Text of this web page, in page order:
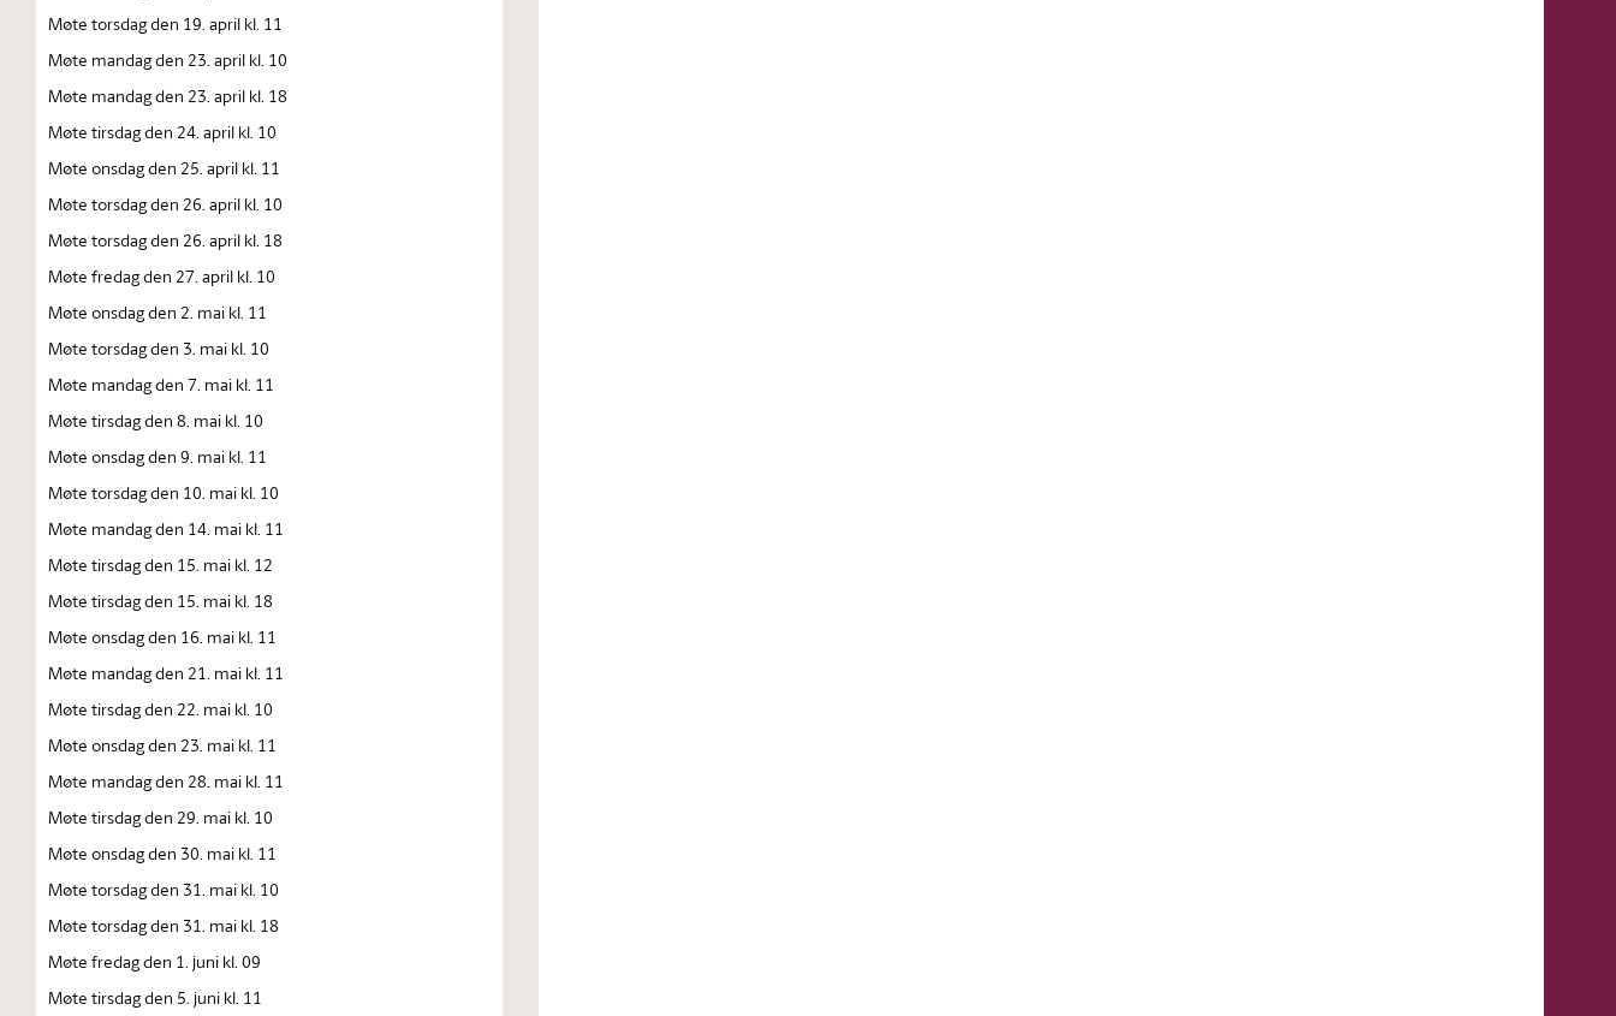
Møte torsdag den 19. april kl. 11
Møte mandag den 23. april kl. 10
Møte mandag den 23. april kl. 18
Møte tirsdag den 24. april kl. 10
Møte onsdag den 25. april kl. 11
Møte torsdag den 26. april kl. 10
Møte torsdag den 26. april kl. 18
Møte fredag den 27. april kl. 10
Møte onsdag den 2. mai kl. 11
Møte torsdag den 3. mai kl. 10
Møte mandag den 7. mai kl. 11
Møte tirsdag den 8. mai kl. 10
Møte onsdag den 9. mai kl. 11
Møte torsdag den 10. mai kl. 10
Møte mandag den 14. mai kl. 11
Møte tirsdag den 15. mai kl. 12
Møte tirsdag den 15. mai kl. 18
Møte onsdag den 16. mai kl. 11
Møte mandag den 21. mai kl. 11
Møte tirsdag den 22. mai kl. 10
Møte onsdag den 23. mai kl. 11
Møte mandag den 28. mai kl. 11
Møte tirsdag den 29. mai kl. 10
Møte onsdag den 30. mai kl. 11
Møte torsdag den 31. mai kl. 10
Møte torsdag den 31. mai kl. 18
Møte fredag den 1. juni kl. 09
Møte tirsdag den 5. juni kl. 11